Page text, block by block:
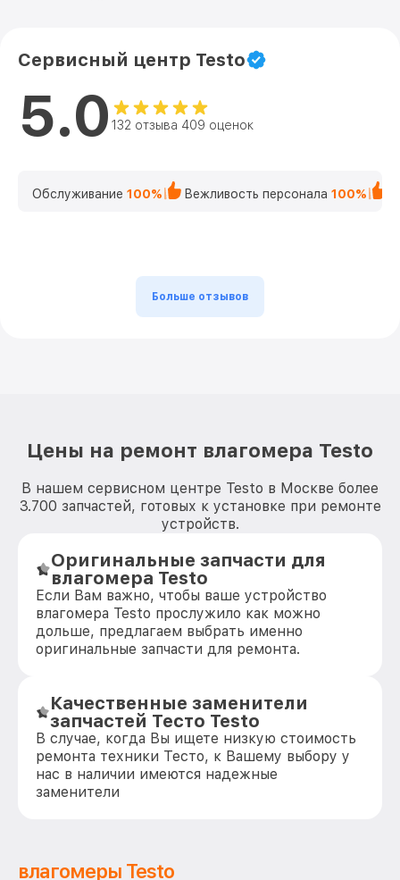
Сервисный центр Testo
5.0 132 отзыва 409 оценок
Обслуживание 100% Вежливость персонала 100%
Больше отзывов
Цены на ремонт влагомера Testo
В нашем сервисном центре Testo в Москве более
3.700 запчастей, готовых к установке при ремонте
устройств.
Оригинальные запчасти для
влагомера Testo
Если Вам важно, чтобы ваше устройство
влагомера Testo прослужило как можно
дольше, предлагаем выбрать именно
оригинальные запчасти для ремонта.
Качественные заменители
запчастей Тесто Testo
В случае, когда Вы ищете низкую стоимость
ремонта техники Тесто, к Вашему выбору у
нас в наличии имеются надежные
заменители
влагомеры Testo